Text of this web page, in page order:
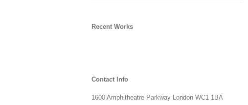
Recent Works
Contact Info
1600 Amphitheatre Parkway London WC1 1BA